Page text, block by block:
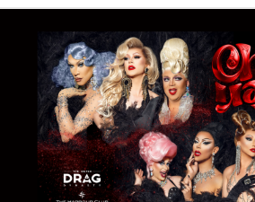
Holland Zingt
Disney in Concert
WEST SIDE STORY
Elisabeth